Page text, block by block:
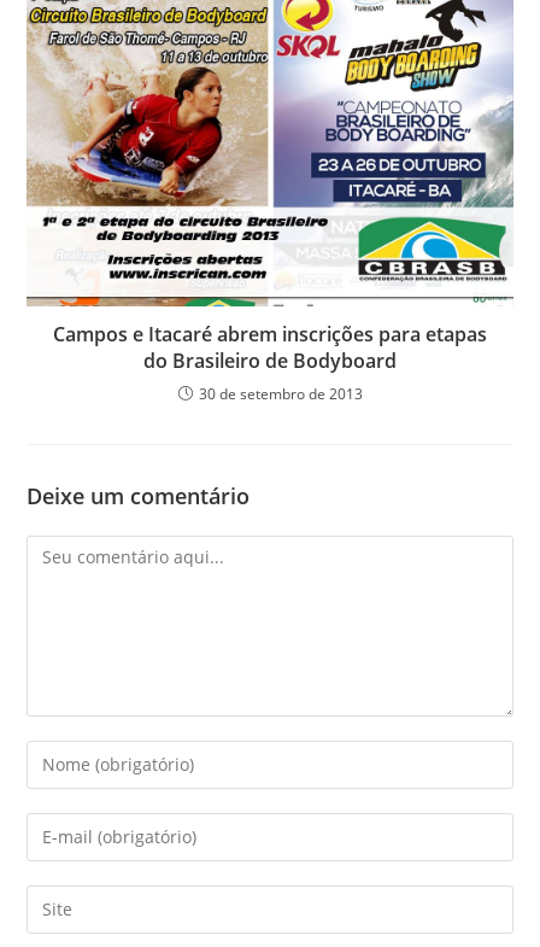
Campos e Itacaré abrem inscrições para etapas
do Brasileiro de Bodyboard
30 de setembro de 2013
Deixe um comentário
Comentário
Digite
seu
nome
ou
de
usuário
Digite
seu
endereço
de
Digite
o